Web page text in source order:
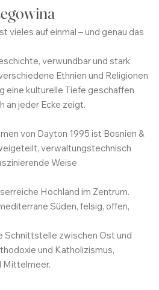
vieles auf einmal – und genau das
verwundbar und stark
Ethnien und Religionen
eine kulturelle Tiefe geschaffen
an jeder Ecke zeigt.
von Dayton 1995 ist Bosnien &
verwaltungstechnisch
Weise
Hochland im Zentrum.
Süden, felsig, offen,
Schnittstelle zwischen Ost und
und Katholizismus,
Mittelmeer.